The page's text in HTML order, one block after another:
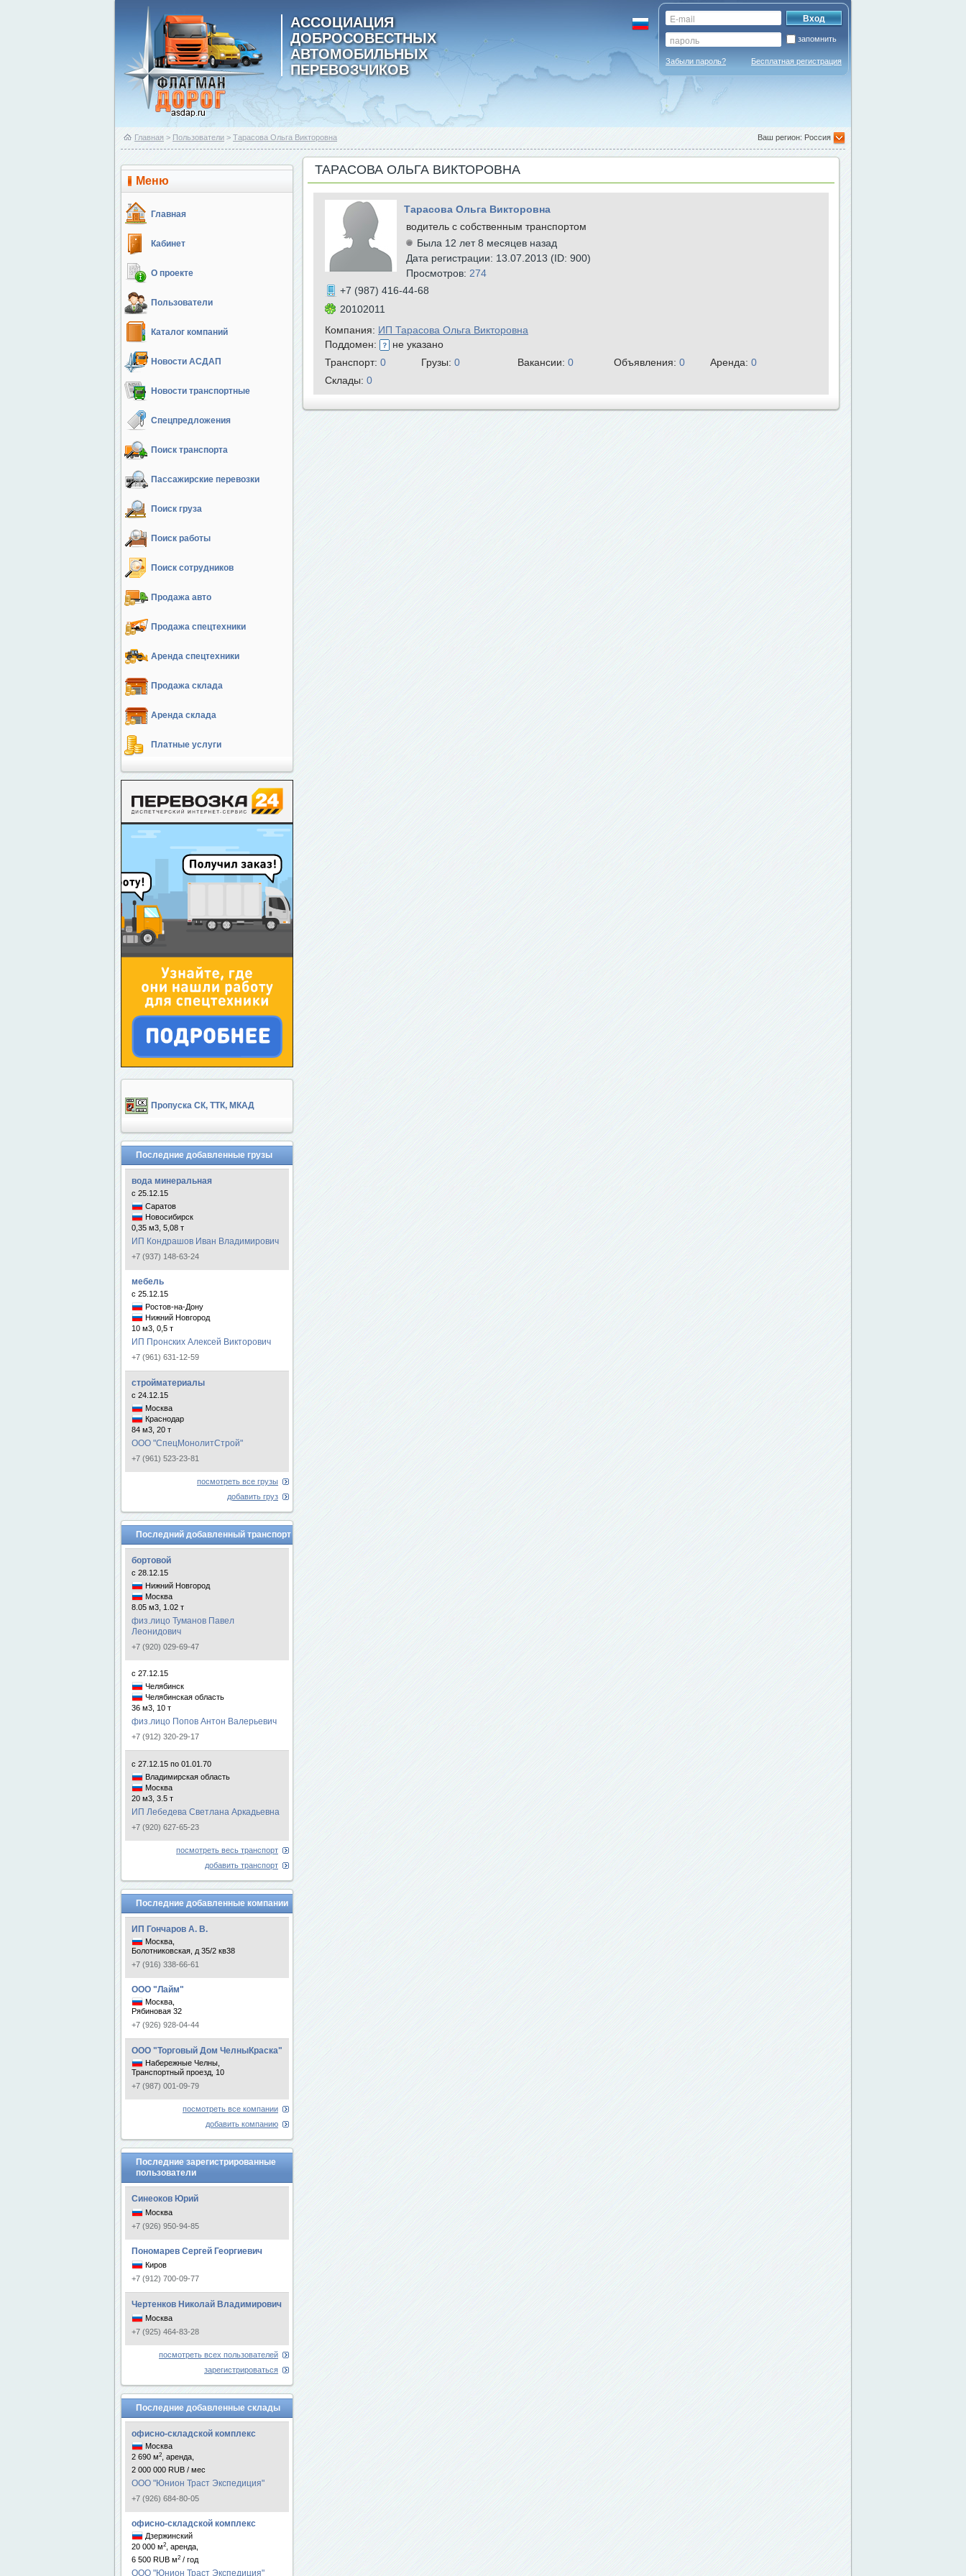
АССОЦИАЦИЯ
ДОБРОСОВЕСТНЫХ
АВТОМОБИЛЬНЫХ
ПЕРЕВОЗЧИКОВ
запомнить
Забыли пароль? Бесплатная регистрация
Главная > Пользователи > Тарасова Ольга Викторовна Ваш регион: Россия
Меню
Главная
Кабинет
О проекте
Пользователи
Каталог компаний
Новости АСДАП
Новости транспортные
Спецпредложения
Поиск транспорта
Пассажирские перевозки
Поиск груза
Поиск работы
Поиск сотрудников
Продажа авто
Продажа спецтехники
Аренда спецтехники
Продажа склада
Аренда склада
Платные услуги
Пропуска СК, ТТК, МКАД
Последние добавленные грузы
вода минеральная
с 25.12.15
Саратов
Новосибирск
0,35 м3, 5,08 т
ИП Кондрашов Иван Владимирович
+7 (937) 148-63-24
мебель
с 25.12.15
Ростов-на-Дону
Нижний Новгород
10 м3, 0,5 т
ИП Пронских Алексей Викторович
+7 (961) 631-12-59
стройматериалы
с 24.12.15
Москва
Краснодар
84 м3, 20 т
ООО "СпецМонолитСтрой"
+7 (961) 523-23-81
посмотреть все грузы
добавить груз
Последний добавленный транспорт
бортовой
с 28.12.15
Нижний Новгород
Москва
8.05 м3, 1.02 т
физ.лицо Туманов Павел
Леонидович
+7 (920) 029-69-47
с 27.12.15
Челябинск
Челябинская область
36 м3, 10 т
физ.лицо Попов Антон Валерьевич
+7 (912) 320-29-17
с 27.12.15 по 01.01.70
Владимирская область
Москва
20 м3, 3.5 т
ИП Лебедева Светлана Аркадьевна
+7 (920) 627-65-23
посмотреть весь транспорт
добавить транспорт
Последние добавленные компании
ИП Гончаров А. В.
Москва,
Болотниковская, д 35/2 кв38
+7 (916) 338-66-61
ООО "Лайм"
Москва,
Рябиновая 32
+7 (926) 928-04-44
ООО "Торговый Дом ЧелныКраска"
Набережные Челны,
Транспортный проезд, 10
+7 (987) 001-09-79
посмотреть все компании
добавить компанию
Последние зарегистрированные
пользователи
Синеоков Юрий
Москва
+7 (926) 950-94-85
Пономарев Сергей Георгиевич
Киров
+7 (912) 700-09-77
Чертенков Николай Владимирович
Москва
+7 (925) 464-83-28
посмотреть всех пользователей
зарегистрироваться
Последние добавленные склады
офисно-складской комплекс
Москва
2 690 м2
, аренда,
2 000 000 RUB / мес
ООО "Юнион Траст Экспедиция"
+7 (926) 684-80-05
офисно-складской комплекс
Дзержинский
20 000 м2
, аренда,
6 500 RUB м2 / год
ООО "Юнион Траст Экспедиция"
ТАРАСОВА ОЛЬГА ВИКТОРОВНА
Тарасова Ольга Викторовна
водитель с собственным транспортом
Была 12 лет 8 месяцев назад
Дата регистрации: 13.07.2013 (ID: 900)
Просмотров: 274
+7 (987) 416-44-68
20102011
Компания: ИП Тарасова Ольга Викторовна
Поддомен:
не указано
Транспорт: 0 Грузы: 0 Вакансии: 0 Объявления: 0 Аренда: 0
Склады: 0